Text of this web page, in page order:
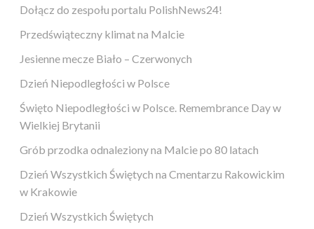
Dołącz do zespołu portalu PolishNews24!
Przedświąteczny klimat na Malcie
Jesienne mecze Biało – Czerwonych
Dzień Niepodległości w Polsce
Święto Niepodległości w Polsce. Remembrance Day w
Wielkiej Brytanii
Grób przodka odnaleziony na Malcie po 80 latach
Dzień Wszystkich Świętych na Cmentarzu Rakowickim
w Krakowie
Dzień Wszystkich Świętych